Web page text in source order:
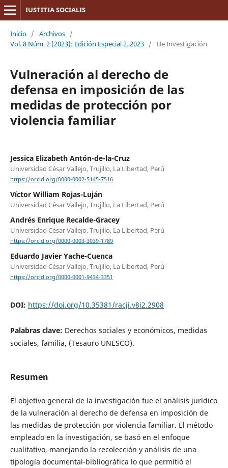
IUSTITIA SOCIALIS
Inicio / Archivos /
Vol. 8 Núm. 2 (2023): Edición Especial 2. 2023 / De Investigación
Vulneración al derecho de
defensa en imposición de las
medidas de protección por
violencia familiar
Jessica Elizabeth Antón-de-la-Cruz
Universidad César Vallejo, Trujillo, La Libertad, Perú
https://orcid.org/0000-0002-5145-7516
Víctor William Rojas-Luján
Universidad César Vallejo, Trujillo, La Libertad, Perú
Andrés Enrique Recalde-Gracey
Universidad César Vallejo, Trujillo, La Libertad, Perú
https://orcid.org/0000-0003-3039-1789
Eduardo Javier Yache-Cuenca
Universidad César Vallejo, Trujillo, La Libertad, Perú
https://orcid.org/0000-0001-9434-3351
DOI: https://doi.org/10.35381/racji.v8i2.2908
Palabras clave: Derechos sociales y económicos, medidas
sociales, familia, (Tesauro UNESCO).
Resumen
El objetivo general de la investigación fue el análisis jurídico
de la vulneración al derecho de defensa en imposición de
las medidas de protección por violencia familiar. El método
empleado en la investigación, se basó en el enfoque
cualitativo, manejando la recolección y análisis de una
tipología documental-bibliográfica lo que permitió el